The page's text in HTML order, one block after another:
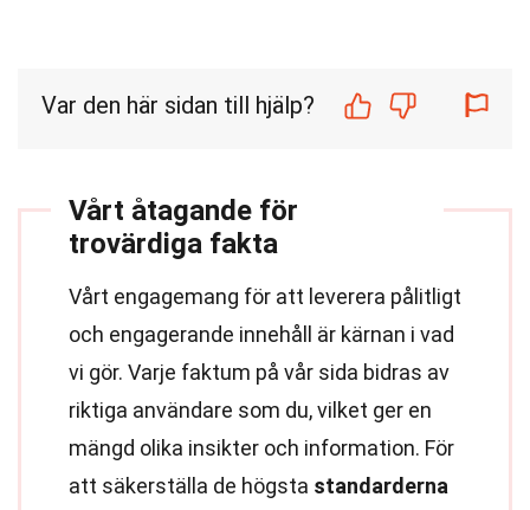
Var den här sidan till hjälp?
Vårt åtagande för
trovärdiga fakta
Vårt engagemang för att leverera pålitligt
och engagerande innehåll är kärnan i vad
vi gör. Varje faktum på vår sida bidras av
riktiga användare som du, vilket ger en
mängd olika insikter och information. För
att säkerställa de högsta standarderna